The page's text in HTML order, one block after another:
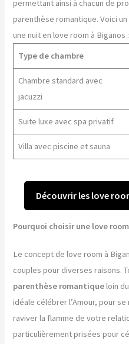
permettant ainsi à chacun de
parenthèse romantique. Voici
une nuit en love room à Biganos :
Type de chambre
Chambre standard avec
jacuzzi
Suite luxe avec spa privatif
Villa avec piscine et sauna
Découvrir les love
Pourquoi choisir une love
Le concept de love room à
couples pour diverses raisons.
parenthèse romantiqueloin
idéale célébrer l’Amour, pour
raviver la flamme de votre
particulièrement prisées pour